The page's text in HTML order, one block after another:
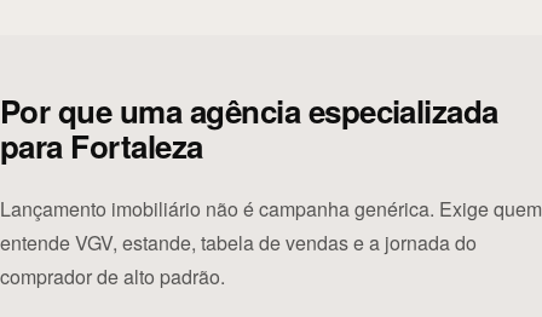
Por que uma agência especializada
para Fortaleza
Lançamento imobiliário não é campanha genérica. Exige quem
entende VGV, estande, tabela de vendas e a jornada do
comprador de alto padrão.